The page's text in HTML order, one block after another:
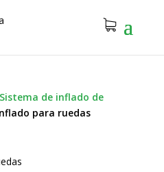
de inflado de
para ruedas